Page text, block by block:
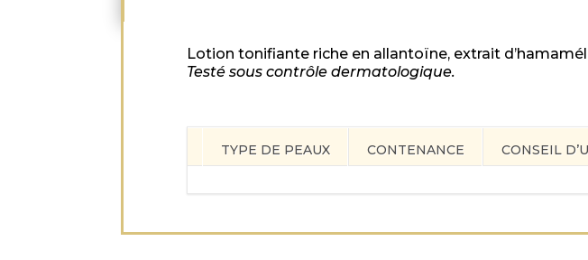
Lotion tonifiante riche en allantoïne, extrait
Testé sous contrôle dermatologique.
TYPE DE PEAUX CONTENANCE CONSEIL